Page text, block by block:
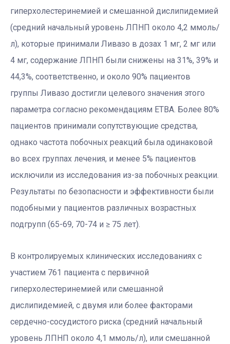
гиперхолестеринемией и смешанной дислипидемией
(средний начальный уровень ЛПНП около 4,2 ммоль/
л), которые принимали Ливазо в дозах 1 мг, 2 мг или
4 мг, содержание ЛПНП были снижены на 31%, 39% и
44,3%, соответственно, и около 90% пациентов
группы Ливазо достигли целевого значения этого
параметра согласно рекомендациям ЕТВА. Более 80%
пациентов принимали сопутствующие средства,
однако частота побочных реакций была одинаковой
во всех группах лечения, и менее 5% пациентов
исключили из исследования из-за побочных реакции.
Результаты по безопасности и эффективности были
подобными у пациентов различных возрастных
подгрупп (65-69, 70-74 и ≥ 75 лет).
В контролируемых клинических исследованиях с
участием 761 пациента с первичной
гиперхолестеринемией или смешанной
дислипидемией, с двумя или более факторами
сердечно-сосудистого риска (средний начальный
уровень ЛПНП около 4,1 ммоль/л), или смешанной